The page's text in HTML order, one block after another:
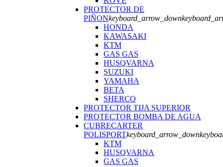
PROTECTOR DE
PIÑONkeyboard_arrow_down
HONDA
KAWASAKI
KTM
GAS GAS
HUSQVARNA
SUZUKI
YAMAHA
BETA
SHERCO
PROTECTOR TIJA SUPERIOR
PROTECTOR BOMBA DE AGUA
CUBRECARTER
POLISPORTkeyboard_arrow_down
KTM
HUSQVARNA
GAS GAS